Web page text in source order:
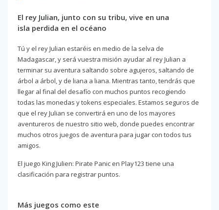
El rey Julian, junto con su tribu, vive en una
isla perdida en el océano
Tú y el rey Julian estaréis en medio de la selva de
Madagascar, y será vuestra misión ayudar al rey Julian a
terminar su aventura saltando sobre agujeros, saltando de
árbol a árbol, y de liana a liana. Mientras tanto, tendrás que
llegar al final del desafío con muchos puntos recogiendo
todas las monedas y tokens especiales. Estamos seguros de
que el rey Julian se convertirá en uno de los mayores
aventureros de nuestro sitio web, donde puedes encontrar
muchos otros juegos de aventura para jugar con todos tus
amigos.
El juego King Julien: Pirate Panic en Play123 tiene una
clasificación para registrar puntos.
Más juegos como este